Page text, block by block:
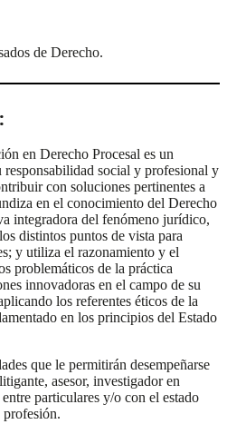
de Derecho.
en Derecho Procesal es un
social y profesional y
con soluciones pertinentes a
en el conocimiento del Derecho
integradora del fenómeno jurídico,
distintos puntos de vista para
y utiliza el razonamiento y el
problemáticos de la práctica
innovadoras en el campo de su
los referentes éticos de la
en los principios del Estado
que le permitirán desempeñarse
asesor, investigador en
particulares y/o con el estado